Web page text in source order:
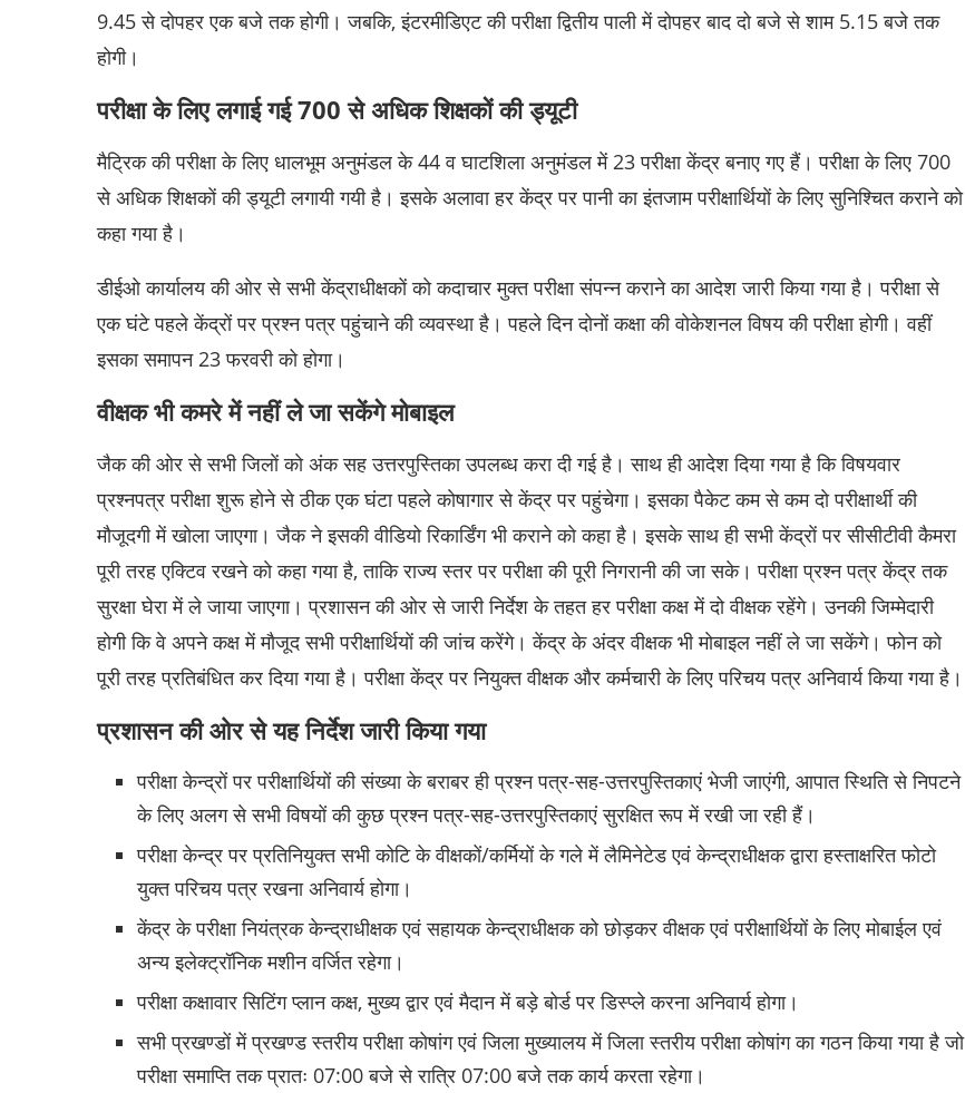
9.45 से‎ दोपहर एक बजे तक होगी। जबकि, इंटरमीडिएट की परीक्षा‎ द्वितीय पाली में दोपहर बाद दो बजे से शाम 5.15 बजे तक
‎होगी।
परीक्षा के लिए लगाई गई 700 से अधिक शिक्षकों की ड्यूटी
मैट्रिक की परीक्षा के लिए धालभूम अनुमंडल के ‎44 व घाटशिला अनुमंडल में 23 परीक्षा केंद्र बनाए गए हैं। परीक्षा के लिए 700
से अधिक शिक्षकाें की ड्यूटी लगायी गयी है। इसके अलावा हर केंद्र पर पानी का इंतजाम परीक्षार्थियाें के लिए सुनिश्चित कराने काे
कहा गया है।
डीईओ कार्यालय की ओर से सभी केंद्राधीक्षकाें काे कदाचार मुक्त परीक्षा संपन्न कराने का आदेश जारी किया गया है। परीक्षा से
एक घंटे पहले केंद्रों पर‎ प्रश्न पत्र पहुंचाने की व्यवस्था है। पहले दिन दाेनाें कक्षा की वाेकेशनल विषय की परीक्षा हाेगी। वहीं
इसका समापन 23 फरवरी को होगा।
वीक्षक भी कमरे में नहीं ले जा सकेंगे मोबाइल
जैक की ओर से सभी जिलाें काे अंक सह उत्तरपुस्तिका उपलब्ध करा दी गई है। साथ ही आदेश दिया गया है कि विषयवार
प्रश्नपत्र परीक्षा शुरू हाेने से ठीक एक घंटा पहले काेषागार से केंद्र पर पहुंचेगा। इसका पैकेट कम से कम दाे परीक्षार्थी की
मौजूदगी में खाेला जाएगा। जैक ने इसकी वीडियो रिकार्डिंग भी कराने काे कहा है। इसके साथ ही सभी केंद्राें पर सीसीटीवी कैमरा
पूरी तरह एक्टिव रखने काे कहा गया है, ताकि राज्य स्तर पर परीक्षा की पूरी निगरानी की जा सके। परीक्षा प्रश्न पत्र केंद्र तक
सुरक्षा घेरा में ले जाया जाएगा। प्रशासन की ओर से जारी निर्देश के तहत हर परीक्षा कक्ष में दो वीक्षक रहेंगे। उनकी जिम्मेदारी
हाेगी कि वे अपने कक्ष में माैजूद सभी परीक्षार्थियाें की जांच करेंगे। केंद्र के अंदर वीक्षक भी माेबाइल नहीं ले जा सकेंगे। फाेन काे
पूरी तरह प्रतिबंधित कर दिया गया है। ‎परीक्षा केंद्र पर नियुक्त वीक्षक और कर्मचारी‎ के लिए परिचय पत्र अनिवार्य किया गया‎ है।
प्रशासन की ओर से यह निर्देश जारी किया गया
परीक्षा केन्द्रों पर परीक्षार्थियों की संख्या के बराबर ही प्रश्न पत्र-सह-उत्तरपुस्तिकाएं भेजी जाएंगी, आपात स्थिति से निपटने
के लिए अलग से सभी विषयों की कुछ प्रश्न पत्र-सह-उत्तरपुस्तिकाएं सुरक्षित रूप में रखी जा रही हैं।
परीक्षा केन्द्र पर प्रतिनियुक्त सभी कोटि के वीक्षकों/कर्मियों के गले में लैमिनेटेड एवं केन्द्राधीक्षक द्वारा हस्ताक्षरित फोटो
युक्त परिचय पत्र रखना अनिवार्य होगा।
केंद्र के परीक्षा नियंत्रक केन्द्राधीक्षक एवं सहायक केन्द्राधीक्षक को छोड़कर वीक्षक एवं परीक्षार्थियों के लिए मोबाईल एवं
अन्य इलेक्ट्रॉनिक मशीन वर्जित रहेगा।
परीक्षा कक्षावार सिटिंग प्लान कक्ष, मुख्य द्वार एवं मैदान में बड़े बोर्ड पर डिस्प्ले करना अनिवार्य होगा।
सभी प्रखण्डों में प्रखण्ड स्तरीय परीक्षा कोषांग एवं जिला मुख्यालय में जिला स्तरीय परीक्षा कोषांग का गठन किया गया है जो
परीक्षा समाप्ति तक प्रातः 07:00 बजे से रात्रि 07:00 बजे तक कार्य करता रहेगा।